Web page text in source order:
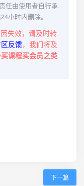
任由使用者自行承
小时内删除。
失效，请及时转
反馈，我们将及
课程买会员之类
下一篇